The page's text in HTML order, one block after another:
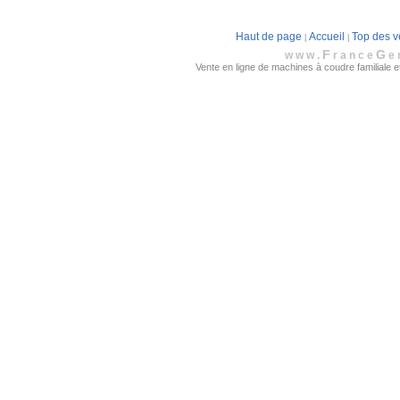
Haut de page Accueil
Top des
www. F rance G
Vente en ligne de machines à coudre familiale